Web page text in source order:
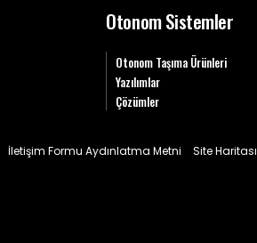
Otonom Sistemler
Otonom Taşıma Ürünleri
Yazılımlar
Çözümler
İletişim Formu Aydınlatma Metni Site Haritası